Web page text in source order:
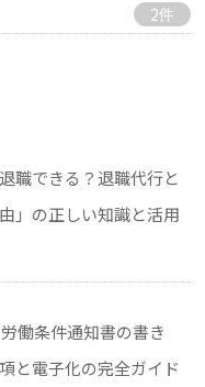
2件
職できる？退職代行と
」の正しい知識と活用
労働条件通知書の書き
と電子化の完全ガイド